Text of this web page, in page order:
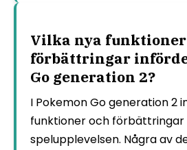
Vilka nya funktioner
förbättringar
Go generation 2?
I Pokemon Go generation 2
funktioner och
spelupplevelsen. Några av